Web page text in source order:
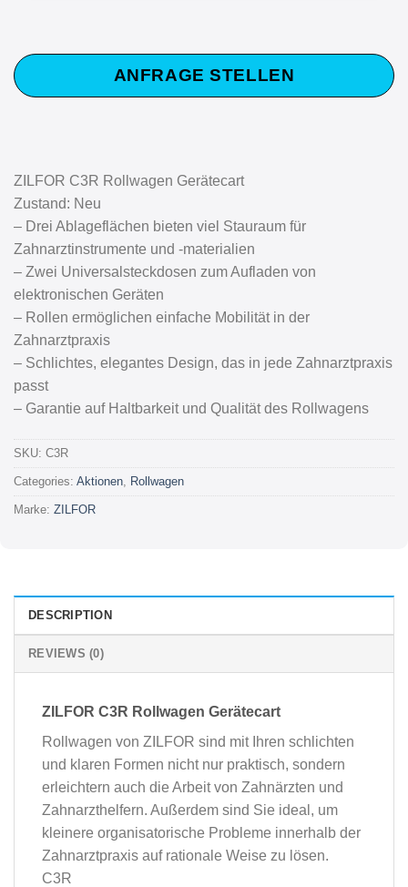
ANFRAGE STELLEN
ZILFOR C3R Rollwagen Gerätecart
Zustand: Neu
– Drei Ablageflächen bieten viel Stauraum für
Zahnarztinstrumente und -materialien
– Zwei Universalsteckdosen zum Aufladen von
elektronischen Geräten
– Rollen ermöglichen einfache Mobilität in der
Zahnarztpraxis
– Schlichtes, elegantes Design, das in jede Zahnarztpraxis
passt
– Garantie auf Haltbarkeit und Qualität des Rollwagens
SKU: C3R
Categories: Aktionen, Rollwagen
Marke: ZILFOR
DESCRIPTION
REVIEWS (0)
ZILFOR C3R Rollwagen Gerätecart
Rollwagen von ZILFOR sind mit Ihren schlichten
und klaren Formen nicht nur praktisch, sondern
erleichtern auch die Arbeit von Zahnärzten und
Zahnarzthelfern. Außerdem sind Sie ideal, um
kleinere organisatorische Probleme innerhalb der
Zahnarztpraxis auf rationale Weise zu lösen.
C3R